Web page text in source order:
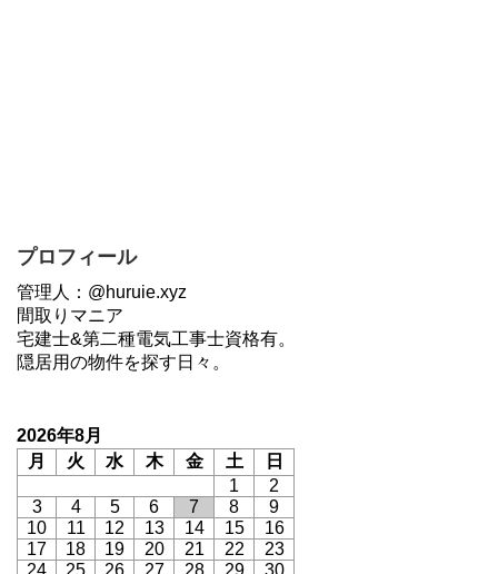
プロフィール
管理人：@huruie.xyz
間取りマニア
宅建士&第二種電気工事士資格有。
隠居用の物件を探す日々。
2026年8月
月
火 水 木 金 土
日
1
2
3
4 5 6 7 8
9
10
11 12 13 14 15
16
17
18 19 20 21 22
23